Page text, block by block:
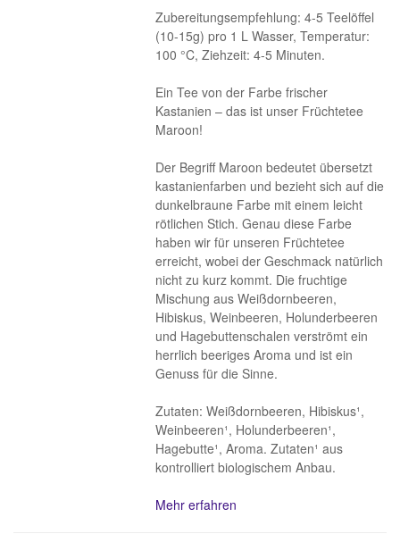
Zubereitungsempfehlung: 4-5 Teelöffel
(10-15g) pro 1 L Wasser, Temperatur:
100 °C, Ziehzeit: 4-5 Minuten.
Ein Tee von der Farbe frischer
Kastanien – das ist unser Früchtetee
Maroon!
Der Begriff Maroon bedeutet übersetzt
kastanienfarben und bezieht sich auf die
dunkelbraune Farbe mit einem leicht
rötlichen Stich. Genau diese Farbe
haben wir für unseren Früchtetee
erreicht, wobei der Geschmack natürlich
nicht zu kurz kommt. Die fruchtige
Mischung aus Weißdornbeeren,
Hibiskus, Weinbeeren, Holunderbeeren
und Hagebuttenschalen verströmt ein
herrlich beeriges Aroma und ist ein
Genuss für die Sinne.
Zutaten: Weißdornbeeren, Hibiskus¹,
Weinbeeren¹, Holunderbeeren¹,
Hagebutte¹, Aroma. Zutaten¹ aus
kontrolliert biologischem Anbau.
Mehr erfahren